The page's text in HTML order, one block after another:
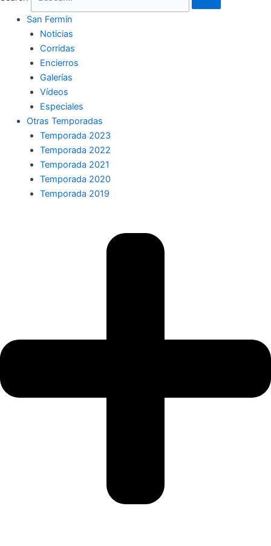
San Fermín
Noticias
Corridas
Encierros
Galerías
Vídeos
Especiales
Otras Temporadas
Temporada 2023
Temporada 2022
Temporada 2021
Temporada 2020
Temporada 2019